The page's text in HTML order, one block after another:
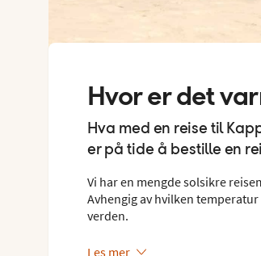
Hvor er det
Hva med en reise til
er på tide å bestille en
Vi har en mengde solsikre
Avhengig av hvilken
verden.
Les mer